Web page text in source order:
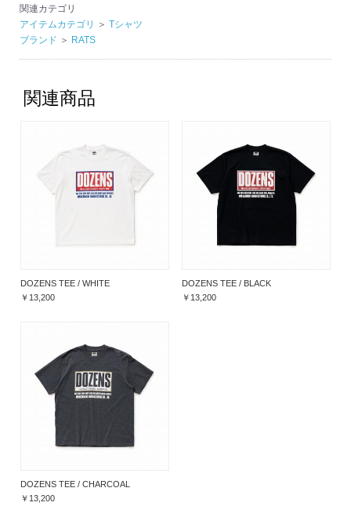
関連カテゴリ
アイテムカテゴリ
＞ Tシャツ
ブランド ＞ RATS
関連商品
DOZENS TEE / WHITE
￥13,200
DOZENS TEE / BLACK
￥13,200
DOZENS TEE / CHARCOAL
￥13,200